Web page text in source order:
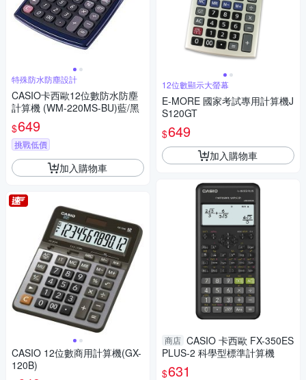
特殊防水防塵設計
CASIO卡西歐12位數防水防塵
計算機 (WM-220MS-BU)藍/黑
$649
挑戰低價
加入購物車
CASIO 12位數商用計算機(GX-
120B)
12位數顯示大螢幕
E-MORE 國家考試專用計算機J
S120GT
$649
加入購物車
商店 CASIO 卡西歐 FX-350ES
PLUS-2 科學型標準計算機
$631